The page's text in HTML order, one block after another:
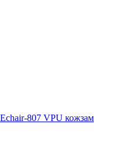
807 VPU кожзам